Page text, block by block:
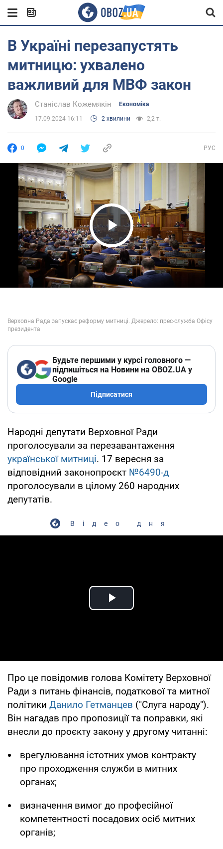
В Україні перезапустять
митницю: ухвалено
важливий для МВФ закон
Станіслав Кожемякін Економіка
17.09.2024 16:11 2 хвилини 2,2 т.
0 РУС
Play Video
Будьте першими у курсі головного —
підпишіться на Новини на OBOZ.UA у
Google
Підписатися
Народні депутати Верховної Ради
проголосували за перезавантаження
української митниці. 17 вересня за
відповідний законопроєкт №6490-д
проголосували в цілому 260 народних
депутатів.
Відео дня
Play Video
Про це повідомив голова Комітету Верховної
Ради з питань фінансів, податкової та митної
політики Данило Гетманцев ("Слуга народу").
Він нагадав про пропозиції та поправки, які
внесли до проєкту закону у другому читанні:
врегулювання істотних умов контракту
про проходження служби в митних
органах;
визначення вимог до професійної
компетентності посадових осіб митних
органів;